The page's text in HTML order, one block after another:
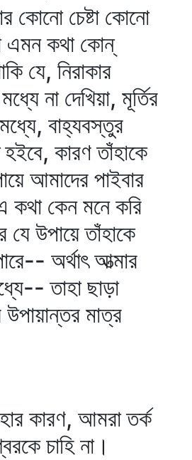
কোনো চেষ্টা কোনো
এমন কথা কোন্‌
যে, নিরাকার
না দেখিয়া, মূর্তির
বাহ্যবস্তুর
কারণ তাঁহাকে
আমাদের পাইবার
কথা কেন মনে করি
উপায়ে তাঁহাকে
অর্থাৎ আত্মার
তাহা ছাড়া
উপায়ান্তর মাত্র
কারণ, আমরা তর্ক
চাহি না।